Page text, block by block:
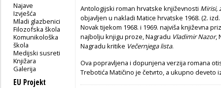
Najave
Izvješća
Mladi glazbenici
Filozofska škola
Komunikološka
škola
Medijski susreti
Knjižara
Galerija
EU Projekt
Antologijski roman hrvatske književnosti Mirisi,
objavljen u nakladi Matice hrvatske 1968. (2.
Novak tijekom 1968. i 1969. najviša književna
najbolju knjigu proze, Nagradu Vladimir Nazor,
Nagradu kritike Večernjega lista.
Ova popravljena i dopunjena verzija romana
Trebotića Matičino je četvrto, a ukupno deveto